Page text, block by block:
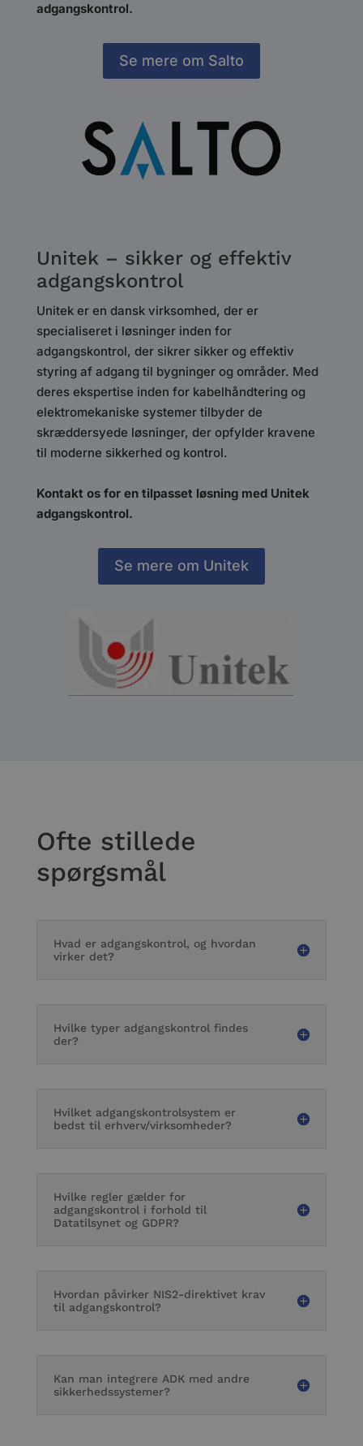
adgangskontrol.
Se mere om Salto
Unitek – sikker og effektiv
adgangskontrol
Unitek er en dansk virksomhed, der er
specialiseret i løsninger inden for
adgangskontrol, der sikrer sikker og effektiv
styring af adgang til bygninger og områder. Med
deres ekspertise inden for kabelhåndtering og
elektromekaniske systemer tilbyder de
skræddersyede løsninger, der opfylder kravene
til moderne sikkerhed og kontrol.
Kontakt os for en tilpasset løsning med Unitek
adgangskontrol.
Se mere om Unitek
Ofte stillede
spørgsmål
Hvad er adgangskontrol, og hvordan
virker det?
Hvilke typer adgangskontrol findes
der?
Hvilket adgangskontrolsystem er
bedst til erhverv/virksomheder?
Hvilke regler gælder for
adgangskontrol i forhold til
Datatilsynet og GDPR?
Hvordan påvirker NIS2-direktivet krav
til adgangskontrol?
Kan man integrere ADK med andre
sikkerhedssystemer?